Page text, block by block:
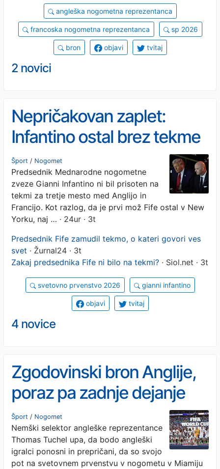
angleška nogometna reprezentanca
francoska nogometna reprezentanca sp 2026
bron objavi tvitaj
2 novici
Nepričakovan zaplet:
Infantino ostal brez tekme
za bron
Šport / Nogomet
Predsednik Mednarodne nogometne
zveze Gianni Infantino ni bil prisoten na
tekmi za tretje mesto med Anglijo in
Francijo. Kot razlog, da je prvi mož Fife ostal v New
Yorku, naj … · 24ur · 3t
Predsednik Fife zamudil tekmo, o kateri govori ves
svet · Žurnal24 · 3t
Zakaj predsednika Fife ni bilo na tekmi? · Siol.net · 3t
svetovno prvenstvo 2026 gianni infantino
objavi tvitaj
4 novice
Zgodovinski bron Anglije,
poraz pa zadnje dejanje
Deschampsove ere
Šport / Nogomet
Nemški selektor angleške reprezentance
Thomas Tuchel upa, da bodo angleški
igralci ponosni in prepričani, da so svojo
pot na svetovnem prvenstvu v nogometu v Miamiju